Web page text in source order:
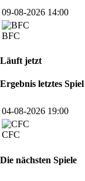
09-08-2026 14:00
BFC
Läuft jetzt
Ergebnis letztes Spiel
04-08-2026 19:00
CFC
Die nächsten Spiele